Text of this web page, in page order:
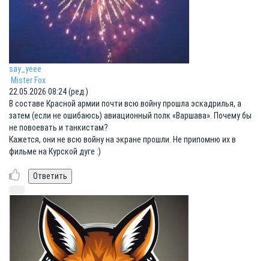
say_yeee
Mister Fox
22.05.2026 08:24 (ред.)
В составе Красной армии почти всю войну прошла эскадрилья, а
затем (если не ошибаюсь) авиационный полк «Варшава». Почему бы
не повоевать и танкистам?
Кажется, они не всю войну на экране прошли. Не припомню их в
фильме на Курской дуге :)